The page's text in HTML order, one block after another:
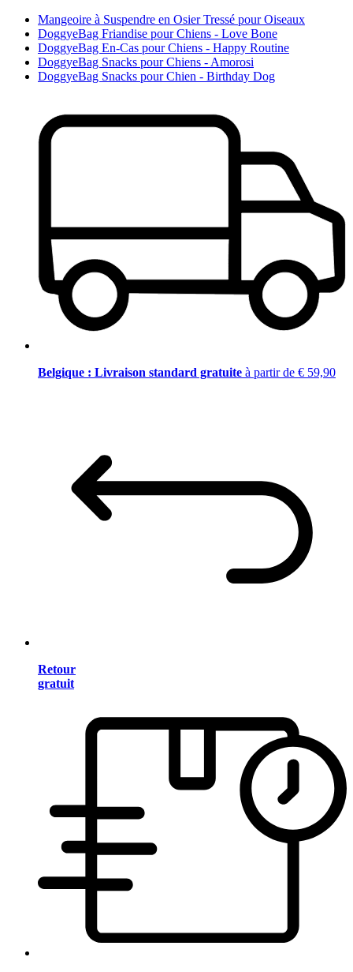
Mangeoire à Suspendre en Osier Tressé pour Oiseaux
DoggyeBag Friandise pour Chiens - Love Bone
DoggyeBag En-Cas pour Chiens - Happy Routine
DoggyeBag Snacks pour Chiens - Amorosi
DoggyeBag Snacks pour Chien - Birthday Dog
Belgique : Livraison standard gratuite à partir de € 59,90
Retour
gratuit